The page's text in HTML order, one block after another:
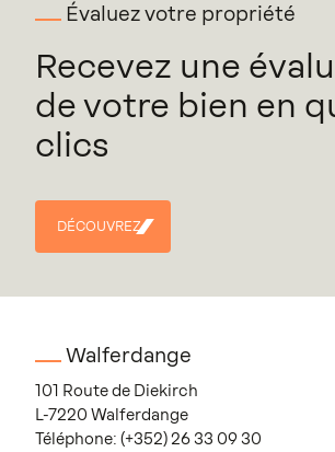
Évaluez votre propriété
Recevez une
de votre bien en
clics
DÉCOUVREZ
DÉCOUVREZ
Walferdange
101 Route de Diekirch
L-7220 Walferdange
Téléphone: (+352) 26 33 09 30